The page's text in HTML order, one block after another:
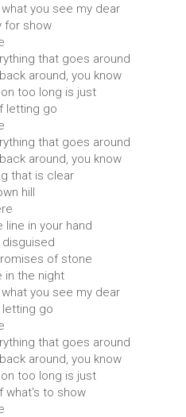
you see my dear
for show
that goes around
around, you know
too long is just
letting go
that goes around
around, you know
that is clear
hill
line in your hand
disguised
of stone
in the night
you see my dear
letting go
that goes around
around, you know
too long is just
what's to show